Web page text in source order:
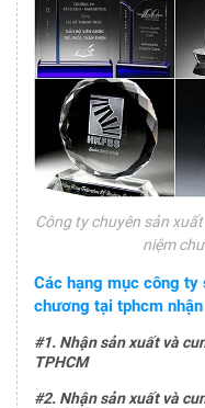
Công ty chuyên sản
niệm
Các hạng mục công
chương tại tphcm nhận
#1. Nhận sản xuất và
TPHCM
#2. Nhận sản xuất và